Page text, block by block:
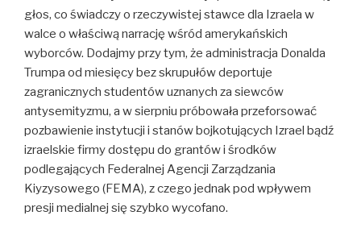
głos, co świadczy o rzeczywistej stawce dla Izraela w
walce o właściwą narrację wśród amerykańskich
wyborców. Dodajmy przy tym, że administracja Donalda
Trumpa od miesięcy bez skrupułów deportuje
zagranicznych studentów uznanych za siewców
antysemityzmu, a w sierpniu próbowała przeforsować
pozbawienie instytucji i stanów bojkotujących Izrael bądź
izraelskie firmy dostępu do grantów i środków
podlegających Federalnej Agencji Zarządzania
Kiyzysowego (FEMA), z czego jednak pod wpływem
presji medialnej się szybko wycofano.